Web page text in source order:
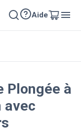
Aide
Plongée à
avec